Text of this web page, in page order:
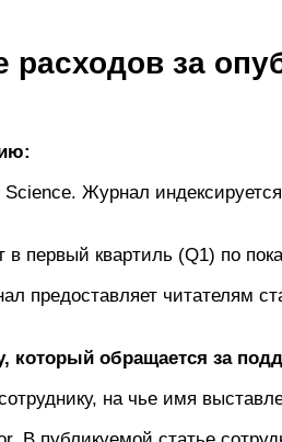
за
Журнал
первый квартиль (Q1) по
предоставляет читателям
который обращается за
на чье имя